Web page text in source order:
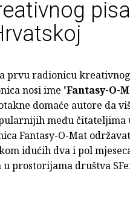
prvu radionicu
nosi ime 'Fantasy-O-
domaće autore da
među čitateljima
Fantasy-O-Mat
idućih dva i pol
u prostorijama društva